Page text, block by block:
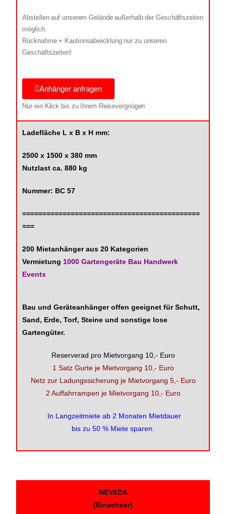
Abstellen auf unserem Gelände außerhalb der Geschäftszeiten
möglich.
Rücknahme + Kautionsabwicklung nur zu unseren
Geschäftszeiten!
Anhänger anfragen
Nur ein Klick bis zu Ihrem Reisevergnügen
Ladefläche L x B x H mm:
2500 x 1500 x 380 mm
Nutzlast ca. 880 kg
Nummer: BC 57
============================================
===
200 Mietanhänger aus 20 Kategorien
Vermietung 1000 Gartengeräte Bau Handwerk
Events
Bau und Geräteanhänger offen geeignet für Schutt,
Sand, Erde, Torf, Steine und sonstige lose
Gartengüter.
Reserverad pro Mietvorgang 10,- Euro
1 Satz Gurte je Mietvorgang 10,- Euro
Netz zur Ladungssicherung je Mietvorgang 5,- Euro
2 Auffahrrampen je Mietvorgang 10,- Euro
In Langzeitmiete ab 2 Monaten Mietdauer
bis zu 50 % Miete sparen.
NEVADA
(Einachser)